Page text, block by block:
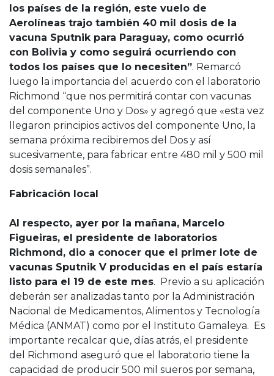
los países de la región, este vuelo de
Aerolíneas trajo también 40 mil dosis de la
vacuna Sputnik para Paraguay, como ocurrió
con Bolivia y como seguirá ocurriendo con
todos los países que lo necesiten”. Remarcó
luego la importancia del acuerdo con el laboratorio
Richmond “que nos permitirá contar con vacunas
del componente Uno y Dos» y agregó que «esta vez
llegaron principios activos del componente Uno, la
semana próxima recibiremos del Dos y así
sucesivamente, para fabricar entre 480 mil y 500 mil
dosis semanales”.
Fabricación local
Al respecto, ayer por la mañana, Marcelo
Figueiras, el presidente de laboratorios
Richmond, dio a conocer que el primer lote de
vacunas Sputnik V producidas en el país estaría
listo para el 19 de este mes. Previo a su aplicación
deberán ser analizadas tanto por la Administración
Nacional de Medicamentos, Alimentos y Tecnología
Médica (ANMAT) como por el Instituto Gamaleya. Es
importante recalcar que, días atrás, el presidente
del Richmond aseguró que el laboratorio tiene la
capacidad de producir 500 mil sueros por semana,